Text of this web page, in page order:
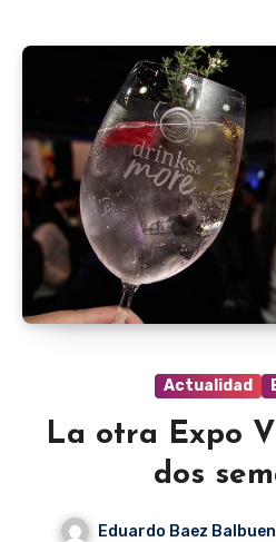
Actualidad
La otra Expo
dos
Eduardo Baez